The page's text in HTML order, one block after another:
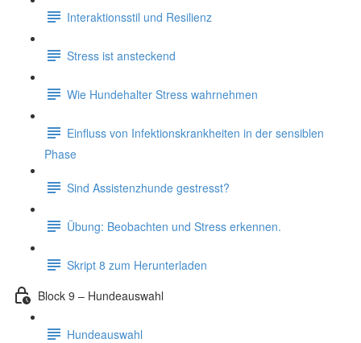
Interaktionsstil und Resilienz
Stress ist ansteckend
Wie Hundehalter Stress wahrnehmen
Einfluss von Infektionskrankheiten in der sensiblen
Phase
Sind Assistenzhunde gestresst?
Übung: Beobachten und Stress erkennen.
Skript 8 zum Herunterladen
Block 9 – Hundeauswahl
Hundeauswahl